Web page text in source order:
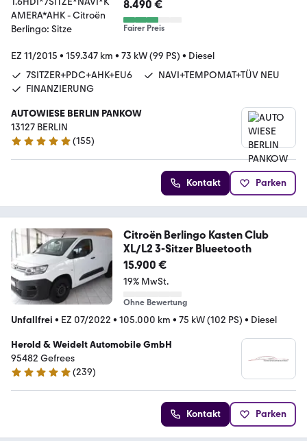
8.490 €
Fairer Preis
EZ 11/2015 • 159.347 km • 73 kW (99 PS) • Diesel
7SITZER+PDC+AHK+EU6
NAVI+TEMPOMAT+TÜV NEU
FINANZIERUNG
AUTOWIESE BERLIN PANKOW
13127 BERLIN
4.9 Sterne
(155)
Kontakt Parken
Citroën Berlingo Kasten Club
XL/L2 3-Sitzer Blueetooth
15.900 €
19% MwSt.
Ohne Bewertung
Unfallfrei • EZ 07/2022 • 105.000 km • 75 kW (102 PS) • Diesel
Herold & Weidelt Automobile GmbH
95482 Gefrees
4.9 Sterne
(239)
Kontakt Parken